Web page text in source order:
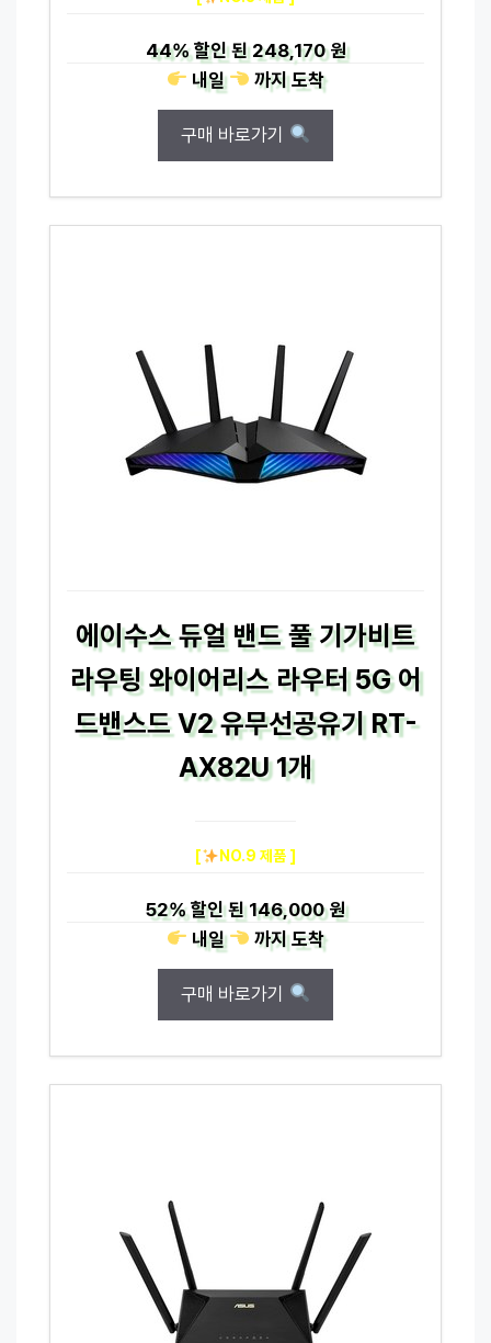
44%할인 된248,170 원
내일
까지도착
구매 바로가기
에이수스 듀얼 밴드 풀 기가비트
라우팅 와이어리스 라우터 5G 어
드밴스드 V2 유무선공유기 RT-
AX82U 1개
[ NO.9 제품 ]
52%할인 된146,000 원
내일
까지도착
구매 바로가기